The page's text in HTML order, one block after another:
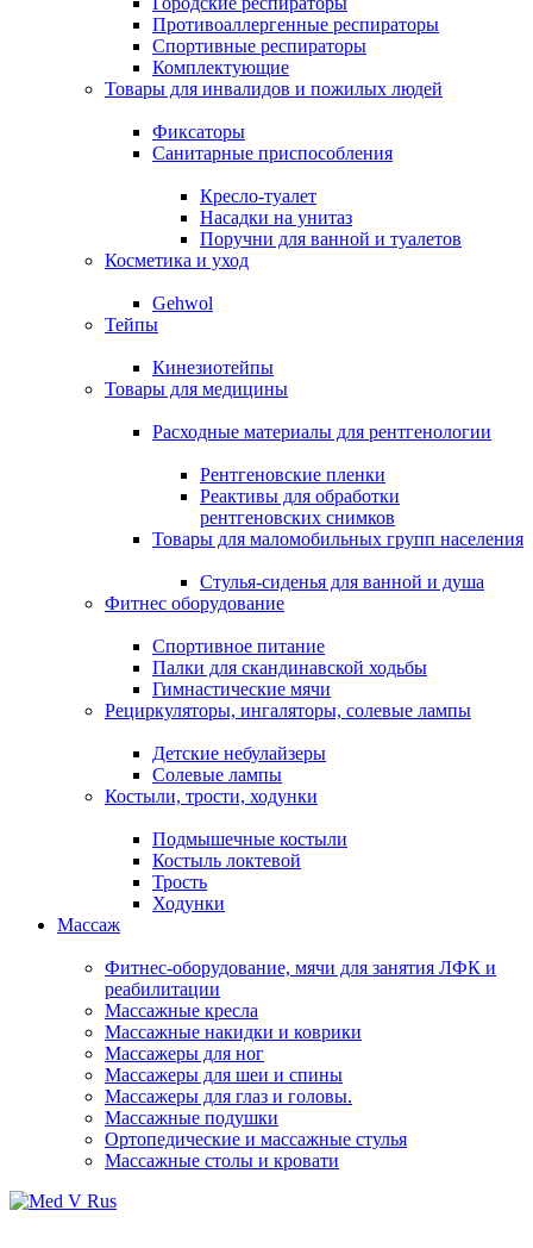
Противоаллергенные респираторы
Спортивные респираторы
Комплектующие
Товары для инвалидов и пожилых людей
Фиксаторы
Санитарные приспособления
Кресло-туалет
Насадки на унитаз
Поручни для ванной и туалетов
Косметика и уход
Gehwol
Тейпы
Кинезиотейпы
Товары для медицины
Расходные материалы для рентгенологии
Рентгеновские пленки
Реактивы для обработки
рентгеновских снимков
Товары для маломобильных групп населения
Стулья-сиденья для ванной и душа
Фитнес оборудование
Спортивное питание
Палки для скандинавской ходьбы
Гимнастические мячи
Рециркуляторы, ингаляторы, солевые лампы
Детские небулайзеры
Солевые лампы
Костыли, трости, ходунки
Подмышечные костыли
Костыль локтевой
Трость
Ходунки
Массаж
Фитнес-оборудование, мячи для занятия ЛФК и
реабилитации
Массажные кресла
Массажные накидки и коврики
Массажеры для ног
Массажеры для шеи и спины
Массажеры для глаз и головы.
Массажные подушки
Ортопедические и массажные стулья
Массажные столы и кровати